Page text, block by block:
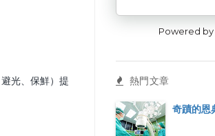
光、保鮮）提
Powered by
熱門文章
奇蹟的恩